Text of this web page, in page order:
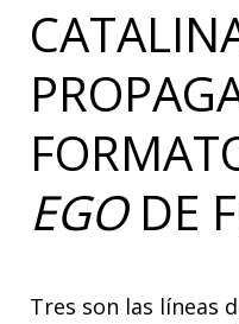
EGODE
Tres son las líneas